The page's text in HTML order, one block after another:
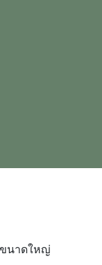
นาดใหญ่